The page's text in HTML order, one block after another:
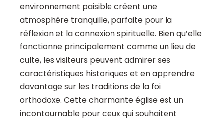
environnement paisible créent une
atmosphère tranquille, parfaite pour la
réflexion et la connexion spirituelle. Bien qu’elle
fonctionne principalement comme un lieu de
culte, les visiteurs peuvent admirer ses
caractéristiques historiques et en apprendre
davantage sur les traditions de la foi
orthodoxe. Cette charmante église est un
incontournable pour ceux qui souhaitent